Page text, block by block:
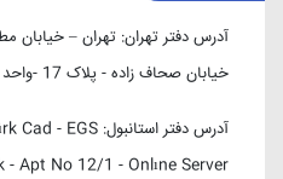
آدرس دفتر تهران: تهران – خیابان
خیابان صحاف زاده - پلاک 17 -واحد1/1
آدرس دفتر استانبول: Cad - EGS
- Apt No 12/1 - Onlıne Server